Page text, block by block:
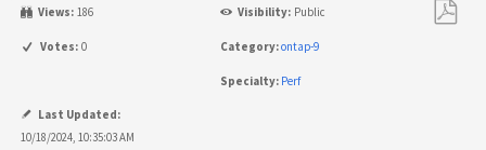
Views: 186 Visibility: Public
Votes: 0 Category:ontap-9
Specialty: Perf
Last Updated:
10/18/2024, 10:35:03 AM